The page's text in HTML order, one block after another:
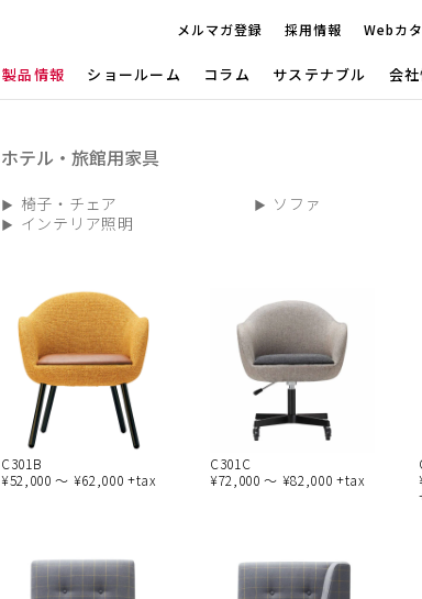
メルマガ登録 採用情報 Webカ
製品情報 ショールーム コラム サステナブル 会
ホテル・旅館用家具
椅子・チェア ソファ
インテリア照明
C301B
¥52,000 ～ ¥62,000 +tax
C301C
¥72,000 ～ ¥82,000 +tax